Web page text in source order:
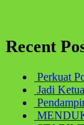
Recent
Perkuat
Jadi